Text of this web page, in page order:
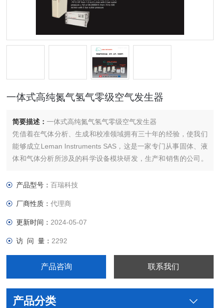
一体式高纯氮气氢气零级空气发生器
简要描述：一体式高纯氮气氢气零级空气发生器
凭借着在气体分析、生成和校准领域拥有三十年的经验，使我们
能够成立Leman Instruments SAS，这是一家专门从事固体、液
体和气体分析所涉及的科学设备模块研发，生产和销售的公司。
发生器，氢气发生器，氧气发生器，零级空气发生器等。
产品型号：百瑞科技
厂商性质：代理商
更新时间： 2024-05-07
访 问 量： 2292
产品咨询 联系我们
产品分类